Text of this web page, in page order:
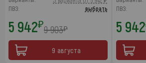
ПВЗ:
выбрать
5 942₽9 903₽
9 августа
ПВЗ:
5 942